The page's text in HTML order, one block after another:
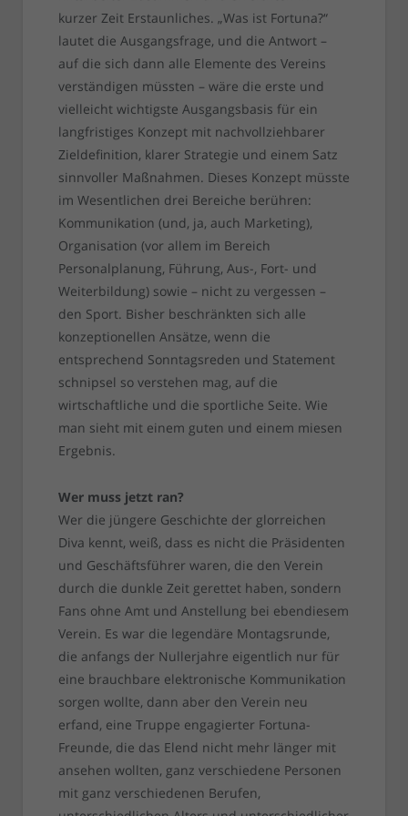
kurzer Zeit Erstaunliches. „Was ist Fortuna?“
lautet die Ausgangsfrage, und die Antwort –
auf die sich dann alle Elemente des Vereins
verständigen müssten – wäre die erste und
vielleicht wichtigste Ausgangsbasis für ein
langfristiges Konzept mit nachvollziehbarer
Zieldefinition, klarer Strategie und einem Satz
sinnvoller Maßnahmen. Dieses Konzept müsste
im Wesentlichen drei Bereiche berühren:
Kommunikation (und, ja, auch Marketing),
Organisation (vor allem im Bereich
Personalplanung, Führung, Aus-, Fort- und
Weiterbildung) sowie – nicht zu vergessen –
den Sport. Bisher beschränkten sich alle
konzeptionellen Ansätze, wenn die
entsprechend Sonntagsreden und Statement
schnipsel so verstehen mag, auf die
wirtschaftliche und die sportliche Seite. Wie
man sieht mit einem guten und einem miesen
Ergebnis.
Wer muss jetzt ran?
Wer die jüngere Geschichte der glorreichen
Diva kennt, weiß, dass es nicht die Präsidenten
und Geschäftsführer waren, die den Verein
durch die dunkle Zeit gerettet haben, sondern
Fans ohne Amt und Anstellung bei ebendiesem
Verein. Es war die legendäre Montagsrunde,
die anfangs der Nullerjahre eigentlich nur für
eine brauchbare elektronische Kommunikation
sorgen wollte, dann aber den Verein neu
erfand, eine Truppe engagierter Fortuna-
Freunde, die das Elend nicht mehr länger mit
ansehen wollten, ganz verschiedene Personen
mit ganz verschiedenen Berufen,